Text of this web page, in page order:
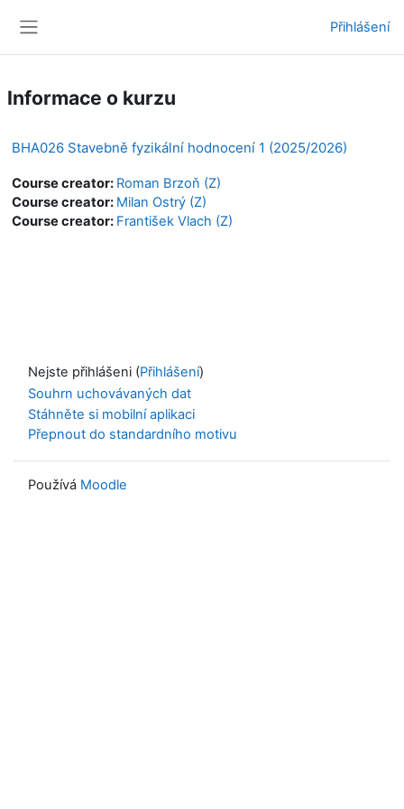
Přihlášení
Informace o kurzu
BHA026 Stavebně fyzikální hodnocení 1 (2025/2026)
Course creator: Roman Brzoň (Z)
Course creator: Milan Ostrý (Z)
Course creator: František Vlach (Z)
Nejste přihlášeni (Přihlášení)
Souhrn uchovávaných dat
Stáhněte si mobilní aplikaci
Přepnout do standardního motivu
Používá Moodle